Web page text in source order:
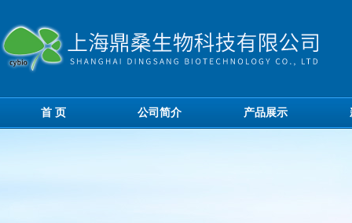
首 页 公司简介 产品展示